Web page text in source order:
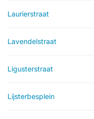
Laurierstraat
Lavendelstraat
Ligusterstraat
Lijsterbesplein